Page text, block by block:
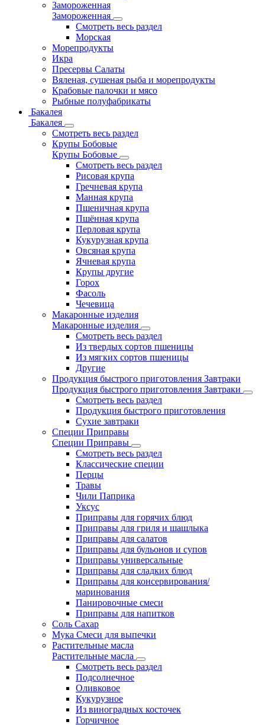
Замороженная
Замороженная
Смотреть весь раздел
Морская
Морепродукты
Икра
Пресервы Салаты
Вяленая, сушеная рыба и морепродукты
Крабовые палочки и мясо
Рыбные полуфабрикаты
Бакалея
Бакалея
Смотреть весь раздел
Крупы Бобовые
Крупы Бобовые
Смотреть весь раздел
Рисовая крупа
Гречневая крупа
Манная крупа
Пшеничная крупа
Пшённая крупа
Перловая крупа
Кукурузная крупа
Овсяная крупа
Ячневая крупа
Крупы другие
Горох
Фасоль
Чечевица
Макаронные изделия
Макаронные изделия
Смотреть весь раздел
Из твердых сортов пшеницы
Из мягких сортов пшеницы
Другие
Продукция быстрого приготовления Завтраки
Продукция быстрого приготовления Завтраки
Смотреть весь раздел
Продукция быстрого приготовления
Сухие завтраки
Специи Приправы
Специи Приправы
Смотреть весь раздел
Классические специи
Перцы
Травы
Чили Паприка
Уксус
Приправы для горячих блюд
Приправы для гриля и шашлыка
Приправы для салатов
Приправы для бульонов и супов
Приправы универсальные
Приправы для сладких блюд
Приправы для консервирования/
маринования
Панировочные смеси
Приправы для напитков
Соль Сахар
Мука Смеси для выпечки
Растительные масла
Растительные масла
Смотреть весь раздел
Подсолнечное
Оливковое
Кукурузное
Из виноградных косточек
Горчичное